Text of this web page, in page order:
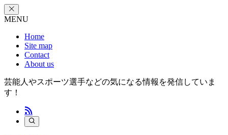
MENU
Home
Site map
Contact
About us
芸能人やスポーツ選手などの気になる情報を発信していま
す！